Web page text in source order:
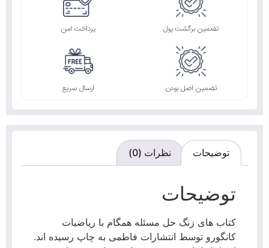
تضمین برگشت پول پرداخت امن
تضمین اصل بودن ارسال سریع
توضیحات نظرات (0)
توضیحات
کتاب های زنگ حل مسئله همگام با ریاضیات
کانگورو توسط انتشارات فاطمی به چاپ رسیده اند.